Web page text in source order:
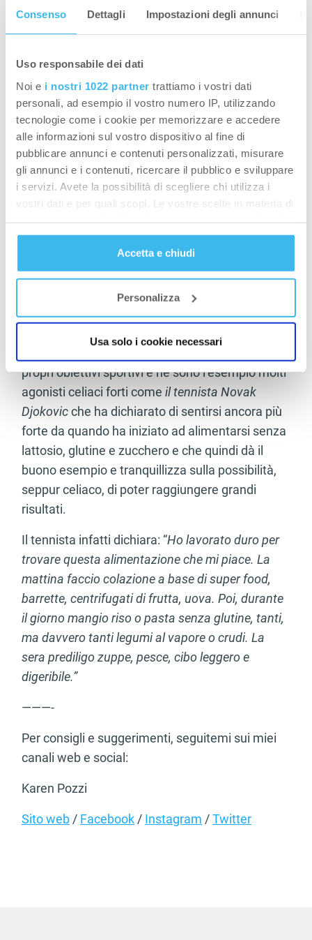
Consenso Dettagli Impostazioni degli annunci
Uso responsabile dei dati
Noi e i nostri 1022 partner trattiamo i vostri dati
personali, ad esempio il vostro numero IP, utilizzando
tecnologie come i cookie per memorizzare e accedere
alle informazioni sul vostro dispositivo al fine di
pubblicare annunci e contenuti personalizzati, misurare
gli annunci e i contenuti, ricercare il pubblico e sviluppare
i servizi. Avete la possibilità di scegliere chi utilizza i
vostri dati e per quali scopi. Le vostre scelte in materia di
in cui avete effettuato le vostre scelte. È possibile
modificare o revocare il proprio consenso in qualsiasi
momento dalla Dichiarazione sui cookie o facendo clic
Con il tuo consenso, vorremmo anche:
raccogliere informazioni sulla tua posizione
metro,
Identificare il tuo dispositivo, scansionandolo
attivamente alla ricerca di caratteristiche specifiche
(impronte digitali).
Approfondisci come vengono elaborati i tuoi dati personali
e imposta le tue preferenze nella
sezione dettagli
modificare o ritirare il tuo consenso in qualsiasi momento
dalla Dichiarazione sui cookie.
annunci, per fornire funzionalità dei social media e per
analizzare il nostro traffico. Condividiamo inoltre
informazioni sul modo in cui utilizza il nostro sito con i
nostri partner che si occupano di analisi dei dati web,
pubblicità e social media, i quali potrebbero combinarle
con altre informazioni che ha fornito loro o che hanno
raccolto dal suo utilizzo dei loro servizi.
Accetta e chiudi
Personalizza
Usa solo i cookie necessari
assolutamente curata.
fanno parte anche gli integratori alimentari per il
benessere e lo sport. L’importante è scegliere
una dieta che garantisca tutti i nutrimenti
compresi i carboidrati, ma facendo attenzione
all’assenza di glutine, adatti ai celiaci, ma anche
a coloro con altre forme meno evidenti di
intolleranza che interessano meno il sistema
immunitario e i villi intestinali ma possono
causare sintomi analoghi alla celiachia(perdita
integratori(privi di glutine e sue contaminazioni)
sono i cibi adatti a questa alimentazione.
Quindi anche l’atleta celiaco, professionista o
propri obiettivi sportivi e ne sono l’esempio molti
agonisti celiaci forti come il tennista Novak
Djokovicche ha dichiarato di sentirsi ancora più
forte da quando ha iniziato ad alimentarsi senza
lattosio, glutine e zucchero e che quindi dà il
buono esempio e tranquillizza sulla possibilità,
seppur celiaco, di poter raggiungere grandi
risultati.
Il tennista infatti dichiara: “Ho lavorato duro per
trovare questa alimentazione che mi piace. La
mattina faccio colazione a base di super food,
barrette, centrifugati di frutta, uova. Poi, durante
il giorno mangio riso o pasta senza glutine, tanti,
ma davvero tanti legumi al vapore o crudi. La
sera prediligo zuppe, pesce, cibo leggero e
digeribile.”
———-
Per consigli e suggerimenti, seguitemi sui miei
canali web e social:
Karen Pozzi
Sito web/ Facebook/ Instagram /Twitter